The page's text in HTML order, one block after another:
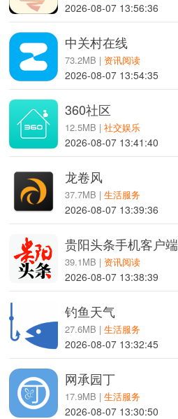
2026-08-07 13:56:36
中关村在线
73.2MB | 资讯阅读
2026-08-07 13:54:35
360社区
12.5MB |社交娱乐
2026-08-07 13:41:40
龙卷风
37.7MB |生活服务
2026-08-07 13:39:36
贵阳头条手机客户端
39.1MB | 资讯阅读
2026-08-07 13:38:39
钓鱼天气
27.6MB |生活服务
2026-08-07 13:32:45
网承园丁
17.9MB |生活服务
2026-08-07 13:30:50